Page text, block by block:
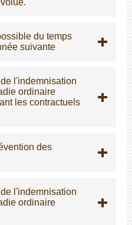
du temps
suivante
l'indemnisation
ordinaire
les contractuels
des
l'indemnisation
ordinaire